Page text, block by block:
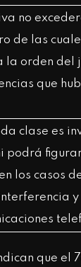
no
de las
la orden del
que
clase es
podrá
los casos
y
que el